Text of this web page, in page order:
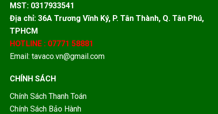
MST: 0317933541
Địa chỉ: 36A Trương Vĩnh Ký, P. Tân Thành, Q. Tân Phú,
TPHCM
HOTLINE : 07771 58881
Email: tavaco.vn@gmail.com
CHÍNH SÁCH
Chính Sách Thanh Toán
Chính Sách Bảo Hành